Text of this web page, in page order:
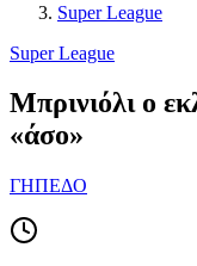
Super League
Super League
Μπρινιόλι ο
«άσο»
ΓΗΠΕΔΟ